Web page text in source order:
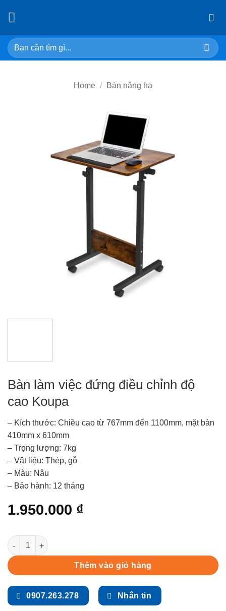
Search
for:
Home / Bàn nâng hạ
Bàn làm việc đứng điều chỉnh độ
cao Koupa
– Kích thước: Chiều cao từ 767mm đến 1100mm, mặt bàn
410mm x 610mm
– Trọng lượng: 7kg
– Vật liệu: Thép, gỗ
– Màu: Nâu
– Bảo hành: 12 tháng
1.950.000 ₫
Bàn làm việc đứng điều chỉnh độ cao Koupa quantity
Thêm vào giỏ hàng
0907.263.278 Nhắn tin